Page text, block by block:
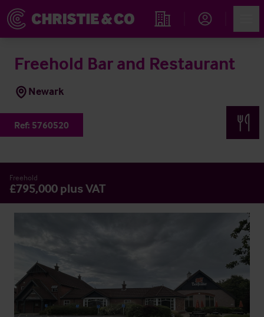
Immobiliensuche
Freehold Bar and Restaurant
Newark
Ref: 5760520
Freehold
£795,000 plus VAT